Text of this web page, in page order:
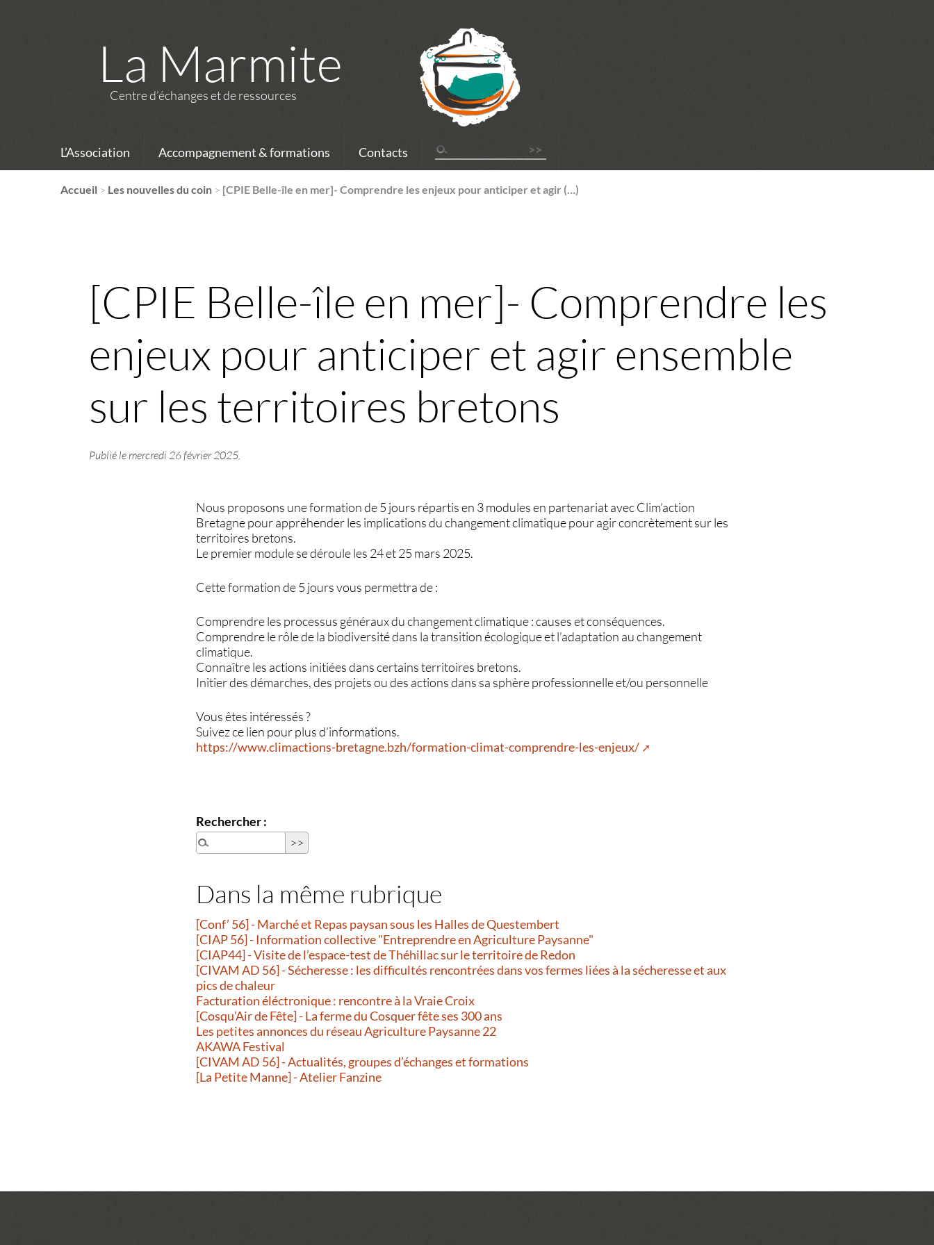
La Marmite
Centre d’échanges et de ressources
L’Association Accompagnement & formations Contacts
Accueil > Les nouvelles du coin > [CPIE Belle-île en mer]- Comprendre les enjeux pour anticiper et agir (…)
[CPIE Belle-île en mer]- Comprendre les
enjeux pour anticiper et agir ensemble
sur les territoires bretons
Publié le mercredi 26 février 2025.
Nous proposons une formation de 5 jours répartis en 3 modules en partenariat avec Clim’action
Bretagne pour appréhender les implications du changement climatique pour agir concrètement sur les
territoires bretons.
Le premier module se déroule les 24 et 25 mars 2025.
Cette formation de 5 jours vous permettra de :
Comprendre les processus généraux du changement climatique : causes et conséquences.
Comprendre le rôle de la biodiversité dans la transition écologique et l’adaptation au changement
climatique.
Connaître les actions initiées dans certains territoires bretons.
Initier des démarches, des projets ou des actions dans sa sphère professionnelle et/ou personnelle
Vous êtes intéressés ?
Suivez ce lien pour plus d’informations.
https://www.climactions-bretagne.bzh/formation-climat-comprendre-les-enjeux/
Rechercher :
Dans la même rubrique
[Conf’ 56] - Marché et Repas paysan sous les Halles de Questembert
[CIAP 56] - Information collective "Entreprendre en Agriculture Paysanne"
[CIAP44] - Visite de l’espace-test de Théhillac sur le territoire de Redon
[CIVAM AD 56] - Sécheresse : les difficultés rencontrées dans vos fermes liées à la sécheresse et aux
pics de chaleur
Facturation éléctronique : rencontre à la Vraie Croix
[Cosqu’Air de Fête] - La ferme du Cosquer fête ses 300 ans
Les petites annonces du réseau Agriculture Paysanne 22
AKAWA Festival
[CIVAM AD 56] - Actualités, groupes d’échanges et formations
[La Petite Manne] - Atelier Fanzine